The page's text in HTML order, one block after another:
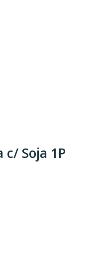
Soja 1P